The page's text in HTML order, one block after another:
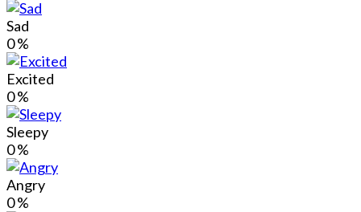
Sad
0%
Excited
0%
Sleepy
0%
Angry
0%